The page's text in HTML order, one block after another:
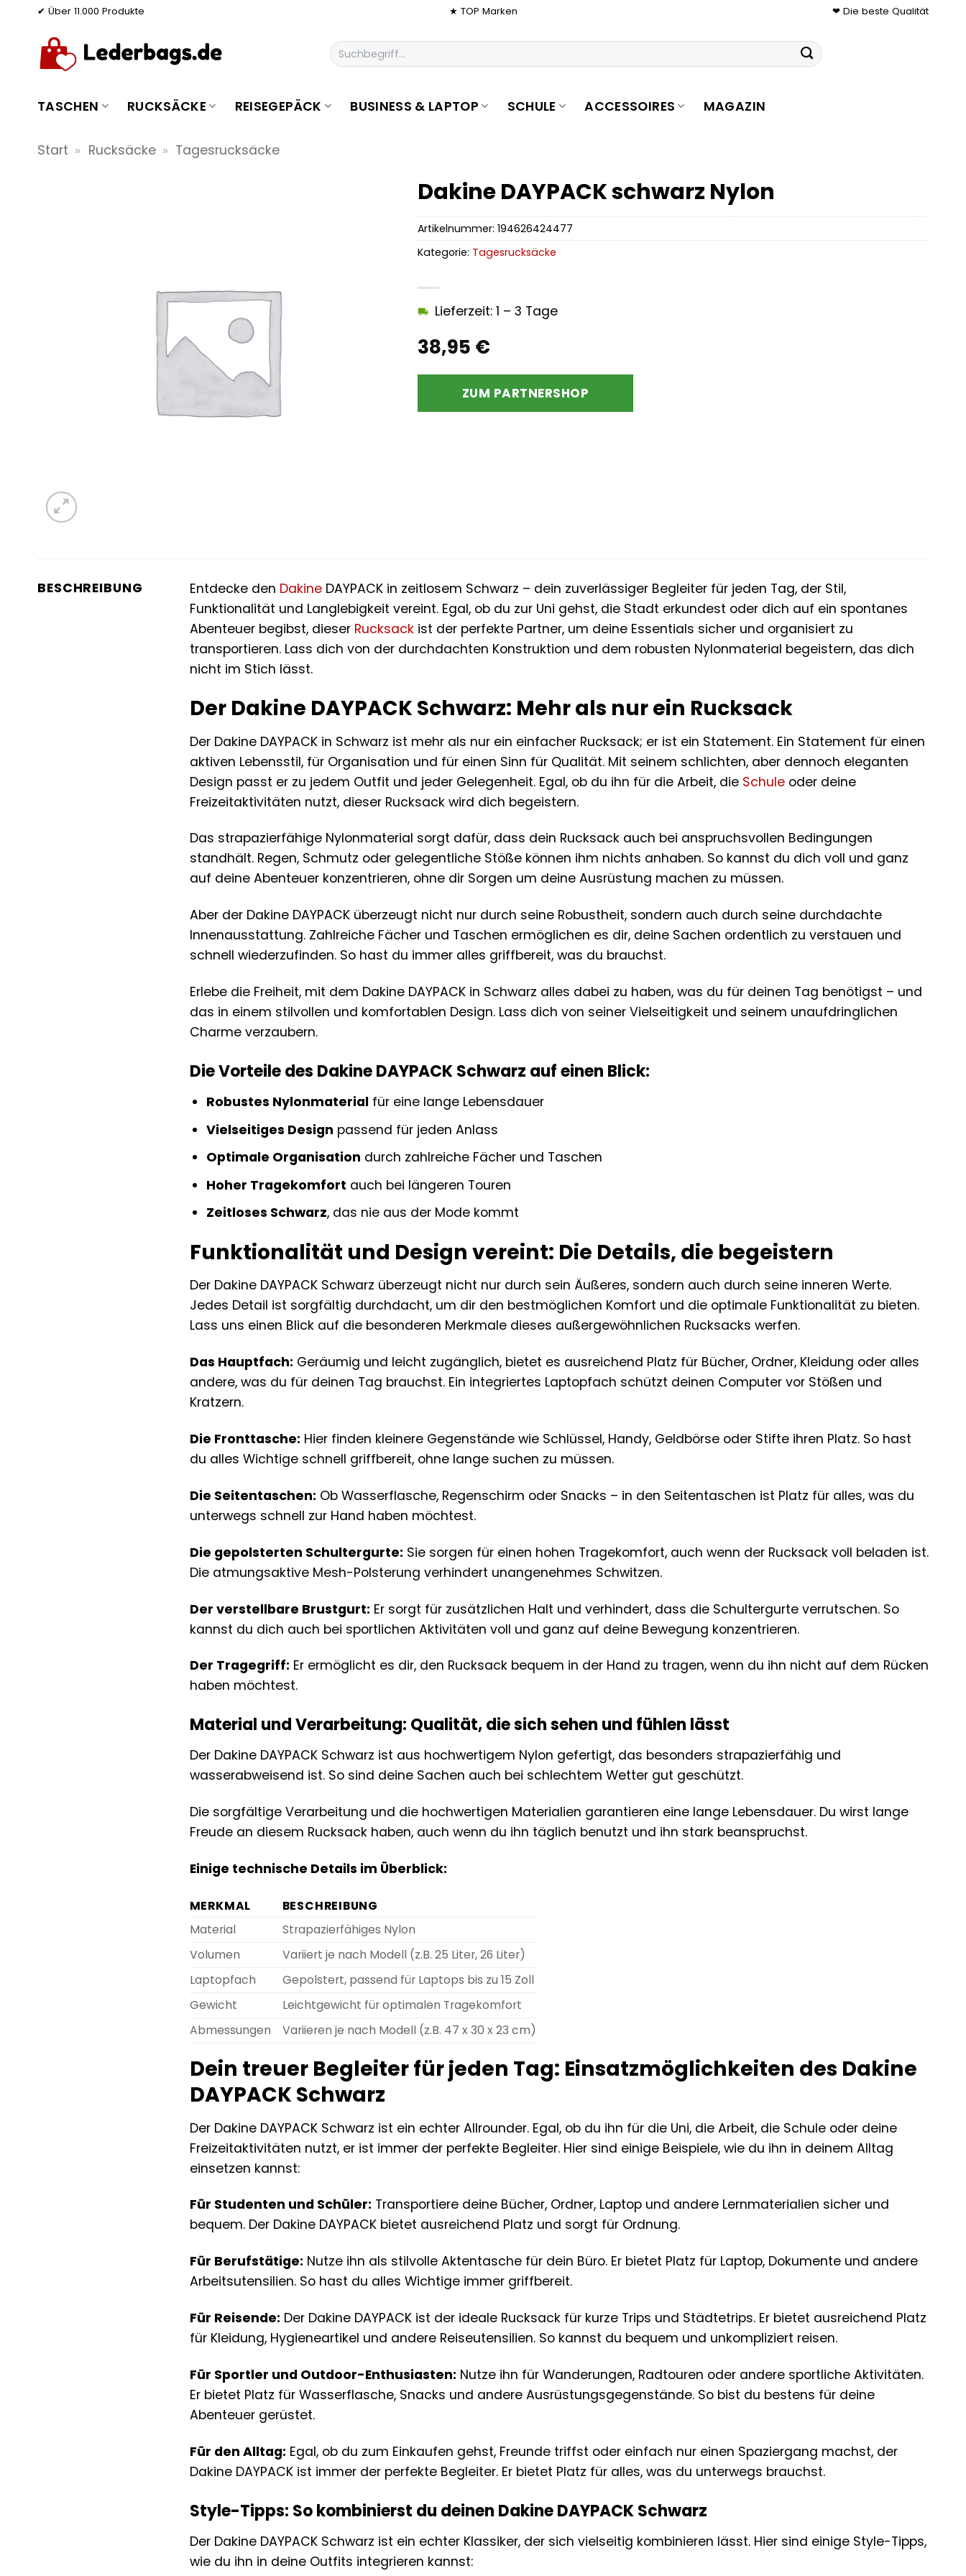
springen
✔ Über 11.000 Produkte ★ TOP Marken ❤ Die beste Qualität
Suchen
nach:
TASCHEN RUCKSÄCKE REISEGEPÄCK BUSINESS & LAPTOP SCHULE ACCESSOIRES MAGAZIN
Start » Rucksäcke » Tagesrucksäcke
Dakine DAYPACK schwarz Nylon
38,95 €
Lieferzeit: 1 – 3 Tage
ZUM PARTNERSHOP
Artikelnummer:194626424477
Kategorie: Tagesrucksäcke
BESCHREIBUNG Entdecke den DakineDAYPACK in zeitlosem Schwarz – dein zuverlässiger Begleiter für jeden Tag, der Stil,
Funktionalität und Langlebigkeit vereint. Egal, ob du zur Uni gehst, die Stadt erkundest oder dich auf ein spontanes
Abenteuer begibst, dieser Rucksackist der perfekte Partner, um deine Essentials sicher und organisiert zu
transportieren. Lass dich von der durchdachten Konstruktion und dem robusten Nylonmaterial begeistern, das dich
nicht im Stich lässt.
Der Dakine DAYPACK Schwarz: Mehr als nur ein Rucksack
Der Dakine DAYPACK in Schwarz ist mehr als nur ein einfacher Rucksack; er ist ein Statement. Ein Statement für einen
aktiven Lebensstil, für Organisation und für einen Sinn für Qualität. Mit seinem schlichten, aber dennoch eleganten
Design passt er zu jedem Outfit und jeder Gelegenheit. Egal, ob du ihn für die Arbeit, die Schuleoder deine
Freizeitaktivitäten nutzt, dieser Rucksack wird dich begeistern.
Das strapazierfähige Nylonmaterial sorgt dafür, dass dein Rucksack auch bei anspruchsvollen Bedingungen
standhält. Regen, Schmutz oder gelegentliche Stöße können ihm nichts anhaben. So kannst du dich voll und ganz
auf deine Abenteuer konzentrieren, ohne dir Sorgen um deine Ausrüstung machen zu müssen.
Aber der Dakine DAYPACK überzeugt nicht nur durch seine Robustheit, sondern auch durch seine durchdachte
Innenausstattung. Zahlreiche Fächer und Taschen ermöglichen es dir, deine Sachen ordentlich zu verstauen und
schnell wiederzufinden. So hast du immer alles griffbereit, was du brauchst.
Erlebe die Freiheit, mit dem Dakine DAYPACK in Schwarz alles dabei zu haben, was du für deinen Tag benötigst – und
das in einem stilvollen und komfortablen Design. Lass dich von seiner Vielseitigkeit und seinem unaufdringlichen
Charme verzaubern.
Die Vorteile des Dakine DAYPACK Schwarz auf einen Blick:
Robustes Nylonmaterial für eine lange Lebensdauer
Vielseitiges Design passend für jeden Anlass
Optimale Organisation durch zahlreiche Fächer und Taschen
Hoher Tragekomfort auch bei längeren Touren
Zeitloses Schwarz, das nie aus der Mode kommt
Funktionalität und Design vereint: Die Details, die begeistern
Der Dakine DAYPACK Schwarz überzeugt nicht nur durch sein Äußeres, sondern auch durch seine inneren Werte.
Jedes Detail ist sorgfältig durchdacht, um dir den bestmöglichen Komfort und die optimale Funktionalität zu bieten.
Lass uns einen Blick auf die besonderen Merkmale dieses außergewöhnlichen Rucksacks werfen.
Das Hauptfach: Geräumig und leicht zugänglich, bietet es ausreichend Platz für Bücher, Ordner, Kleidung oder alles
andere, was du für deinen Tag brauchst. Ein integriertes Laptopfach schützt deinen Computer vor Stößen und
Kratzern.
Die Fronttasche: Hier finden kleinere Gegenstände wie Schlüssel, Handy, Geldbörse oder Stifte ihren Platz. So hast
du alles Wichtige schnell griffbereit, ohne lange suchen zu müssen.
Die Seitentaschen: Ob Wasserflasche, Regenschirm oder Snacks – in den Seitentaschen ist Platz für alles, was du
unterwegs schnell zur Hand haben möchtest.
Die gepolsterten Schultergurte: Sie sorgen für einen hohen Tragekomfort, auch wenn der Rucksack voll beladen ist.
Die atmungsaktive Mesh-Polsterung verhindert unangenehmes Schwitzen.
Der verstellbare Brustgurt: Er sorgt für zusätzlichen Halt und verhindert, dass die Schultergurte verrutschen. So
kannst du dich auch bei sportlichen Aktivitäten voll und ganz auf deine Bewegung konzentrieren.
Der Tragegriff: Er ermöglicht es dir, den Rucksack bequem in der Hand zu tragen, wenn du ihn nicht auf dem Rücken
haben möchtest.
Material und Verarbeitung: Qualität, die sich sehen und fühlen lässt
Der Dakine DAYPACK Schwarz ist aus hochwertigem Nylon gefertigt, das besonders strapazierfähig und
wasserabweisend ist. So sind deine Sachen auch bei schlechtem Wetter gut geschützt.
Die sorgfältige Verarbeitung und die hochwertigen Materialien garantieren eine lange Lebensdauer. Du wirst lange
Freude an diesem Rucksack haben, auch wenn du ihn täglich benutzt und ihn stark beanspruchst.
Einige technische Details im Überblick:
MERKMAL
BESCHREIBUNG
Material
Strapazierfähiges Nylon
Volumen
Variiert je nach Modell (z.B. 25 Liter, 26 Liter)
Laptopfach
Gepolstert, passend für Laptops bis zu 15 Zoll
Gewicht
Leichtgewicht für optimalen Tragekomfort
Abmessungen
Variieren je nach Modell (z.B. 47 x 30 x 23 cm)
Dein treuer Begleiter für jeden Tag: Einsatzmöglichkeiten des Dakine
DAYPACK Schwarz
Der Dakine DAYPACK Schwarz ist ein echter Allrounder. Egal, ob du ihn für die Uni, die Arbeit, die Schule oder deine
Freizeitaktivitäten nutzt, er ist immer der perfekte Begleiter. Hier sind einige Beispiele, wie du ihn in deinem Alltag
einsetzen kannst:
Für Studenten und Schüler: Transportiere deine Bücher, Ordner, Laptop und andere Lernmaterialien sicher und
bequem. Der Dakine DAYPACK bietet ausreichend Platz und sorgt für Ordnung.
Für Berufstätige: Nutze ihn als stilvolle Aktentasche für dein Büro. Er bietet Platz für Laptop, Dokumente und andere
Arbeitsutensilien. So hast du alles Wichtige immer griffbereit.
Für Reisende: Der Dakine DAYPACK ist der ideale Rucksack für kurze Trips und Städtetrips. Er bietet ausreichend Platz
für Kleidung, Hygieneartikel und andere Reiseutensilien. So kannst du bequem und unkompliziert reisen.
Für Sportler und Outdoor-Enthusiasten: Nutze ihn für Wanderungen, Radtouren oder andere sportliche Aktivitäten.
Er bietet Platz für Wasserflasche, Snacks und andere Ausrüstungsgegenstände. So bist du bestens für deine
Abenteuer gerüstet.
Für den Alltag: Egal, ob du zum Einkaufen gehst, Freunde triffst oder einfach nur einen Spaziergang machst, der
Dakine DAYPACK ist immer der perfekte Begleiter. Er bietet Platz für alles, was du unterwegs brauchst.
Style-Tipps: So kombinierst du deinen Dakine DAYPACK Schwarz
Der Dakine DAYPACK Schwarz ist ein echter Klassiker, der sich vielseitig kombinieren lässt. Hier sind einige Style-Tipps,
wie du ihn in deine Outfits integrieren kannst: